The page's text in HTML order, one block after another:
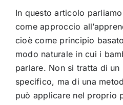
In questo articolo
come approccio
cioè come principio
modo naturale in cui i
parlare. Non si tratta di
specifico, ma di una
può applicare nel proprio